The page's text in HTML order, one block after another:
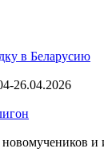
в Беларусию
и